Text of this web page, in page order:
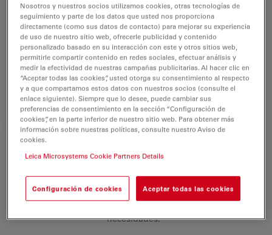
El objetivo HC PL APO 40x/1,30 OIL CS2 tiene un
aumento de 40X y una apertura numérica de 1,3mm.
Para el uso en muestras con medio de inmersión en
aceite y con una rosca de objetivo de M25 que tiene
una distancia de trabajo libre de 0,12 mm y un FN de
22.
REQUEST FOR QUOTE
compare alternativas y encuentre la
necesidades.
Nosotros y nuestros socios utilizamos cookies, otras tecnologías de
seguimiento y parte de los datos que usted nos proporciona
directamente (como sus datos de contacto) para mejorar su experiencia
de uso de nuestro sitio web, ofrecerle publicidad y contenido
personalizado basado en su interacción con este y otros sitios web,
permitirle compartir contenido en redes sociales, efectuar análisis y
medir la efectividad de nuestras campañas publicitarias. Al hacer clic en
“Aceptar todas las cookies”, usted otorga su consentimiento al respecto
y a que compartamos estos datos con nuestros socios (consulte el
enlace siguiente). Siempre que lo desee, puede cambiar sus
preferencias de consentimiento en la sección “Configuración de
cookies”, en la parte inferior de nuestro sitio web. Para obtener más
información sobre nuestras políticas, consulte nuestro Aviso de
cookies.
Leica Microsystems Cookie Partners Details
Configuración de cookies Aceptar todas las cookies